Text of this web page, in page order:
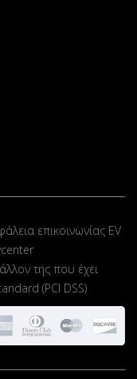
επικοινωνίας EV
της που έχει
(PCI DSS)